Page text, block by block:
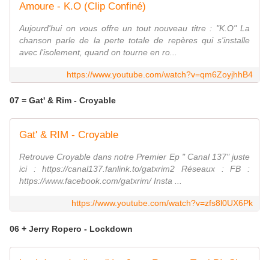
Amoure - K.O (Clip Confiné)
Aujourd'hui on vous offre un tout nouveau titre : "K.O" La
chanson parle de la perte totale de repères qui s'installe
avec l'isolement, quand on tourne en ro...
https://www.youtube.com/watch?v=qm6ZoyjhhB4
07 = Gat' & Rim - Croyable
Gat' & RIM - Croyable
Retrouve Croyable dans notre Premier Ep " Canal 137" juste
ici : https://canal137.fanlink.to/gatxrim2 Réseaux : FB :
https://www.facebook.com/gatxrim/ Insta ...
https://www.youtube.com/watch?v=zfs8l0UX6Pk
06 + Jerry Ropero - Lockdown